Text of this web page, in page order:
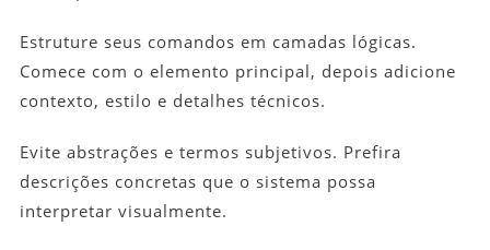
Estruture seus comandos em camadas lógicas.
Comece com o elemento principal, depois adicione
contexto, estilo e detalhes técnicos.
Evite abstrações e termos subjetivos. Prefira
descrições concretas que o sistema possa
interpretar visualmente.